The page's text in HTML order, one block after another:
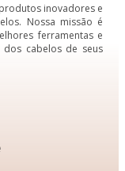
inovadores e
Nossa missão é
ferramentas e
cabelos de seus